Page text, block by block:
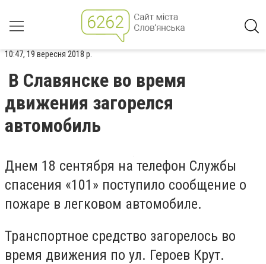
10:47, 19 вересня 2018 р.
В Славянске во время
движения загорелся
автомобиль
Днем 18 сентября на телефон Службы
спасения «101» поступило сообщение о
пожаре в легковом автомобиле.
Транспортное средство загорелось во
время движения по ул. Героев Крут.